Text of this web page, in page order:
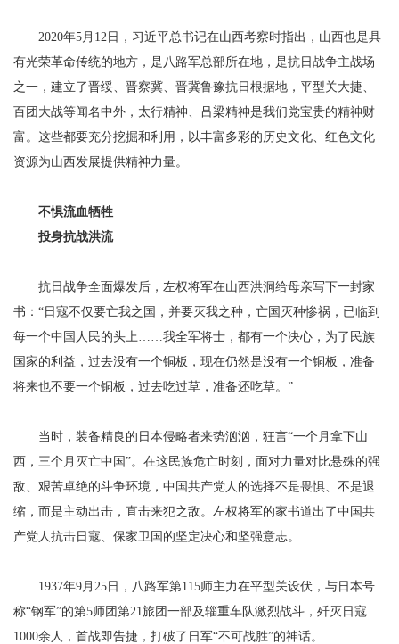
2020年5月12日，习近平总书记在山西考察时指出，山西也是具
有光荣革命传统的地方，是八路军总部所在地，是抗日战争主战场
之一，建立了晋绥、晋察冀、晋冀鲁豫抗日根据地，平型关大捷、
百团大战等闻名中外，太行精神、吕梁精神是我们党宝贵的精神财
富。这些都要充分挖掘和利用，以丰富多彩的历史文化、红色文化
资源为山西发展提供精神力量。
不惧流血牺牲
投身抗战洪流
抗日战争全面爆发后，左权将军在山西洪洞给母亲写下一封家
书：“日寇不仅要亡我之国，并要灭我之种，亡国灭种惨祸，已临到
每一个中国人民的头上……我全军将士，都有一个决心，为了民族
国家的利益，过去没有一个铜板，现在仍然是没有一个铜板，准备
将来也不要一个铜板，过去吃过草，准备还吃草。”
当时，装备精良的日本侵略者来势汹汹，狂言“一个月拿下山
西，三个月灭亡中国”。在这民族危亡时刻，面对力量对比悬殊的强
敌、艰苦卓绝的斗争环境，中国共产党人的选择不是畏惧、不是退
缩，而是主动出击，直击来犯之敌。左权将军的家书道出了中国共
产党人抗击日寇、保家卫国的坚定决心和坚强意志。
1937年9月25日，八路军第115师主力在平型关设伏，与日本号
称“钢军”的第5师团第21旅团一部及辎重车队激烈战斗，歼灭日寇
1000余人，首战即告捷，打破了日军“不可战胜”的神话。